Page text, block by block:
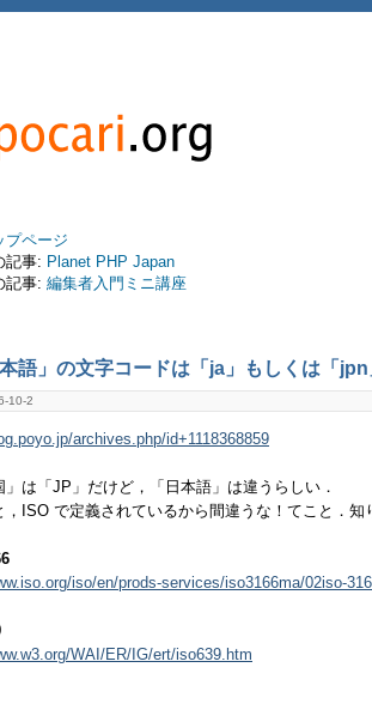
プページ
記事: Planet PHP Japan
記事: 編集者入門ミニ講座
本語」の文字コードは「ja」もしくは「
10-2
archives.php/id+1118368859
」は「JP」だけど，「日本語」は違うらしい．
，ISO で定義されているから間違うな！てこと．知
iso/en/prods-services/iso3166ma/02iso-
WAI/ER/IG/ert/iso639.htm